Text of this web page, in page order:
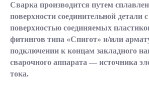
Сварка производится путем
поверхности соединительной детали
поверхностью соединяемых
фитингов типа «Спигот» и/или
подключении к концам закладного
сварочного аппарата — источника
тока.